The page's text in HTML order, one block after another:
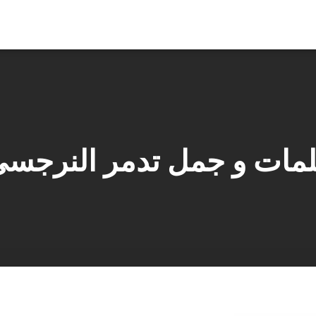
و جمل تدمر